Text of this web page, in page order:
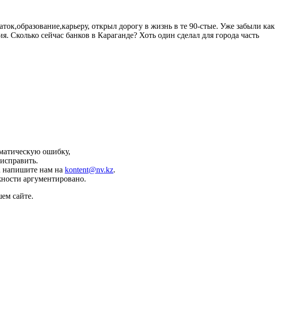
открыл дорогу в жизнь в те 90-стые. Уже забыли как
сейчас банков в Караганде? Хоть один сделал для города часть
ошибку,
напишите нам на kontent@nv.kz.
аргументировано.
сайте.